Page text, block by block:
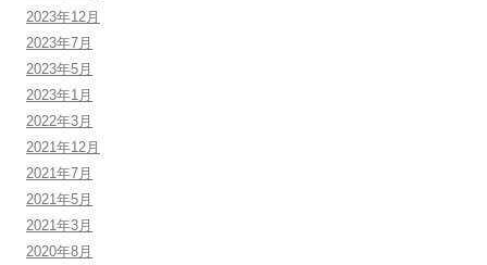
2023年12月
2023年7月
2023年5月
2023年1月
2022年3月
2021年12月
2021年7月
2021年5月
2021年3月
2020年8月